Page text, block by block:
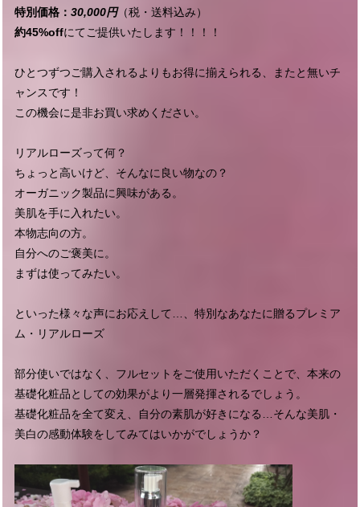
特別価格： 30,000円（税・送料込み）
約45%offにてご提供いたします！！！！
ひとつずつご購入されるよりもお得に揃えられる、またと無いチ
ャンスです！
この機会に是非お買い求めください。
リアルローズって何？
ちょっと高いけど、そんなに良い物なの？
オーガニック製品に興味がある。
美肌を手に入れたい。
本物志向の方。
自分へのご褒美に。
まずは使ってみたい。
といった様々な声にお応えして…、特別なあなたに贈るプレミア
ム・リアルローズ
部分使いではなく、フルセットをご使用いただくことで、本来の
基礎化粧品としての効果がより一層発揮されるでしょう。
基礎化粧品を全て変え、自分の素肌が好きになる…そんな美肌・
美白の感動体験をしてみてはいかがでしょうか？